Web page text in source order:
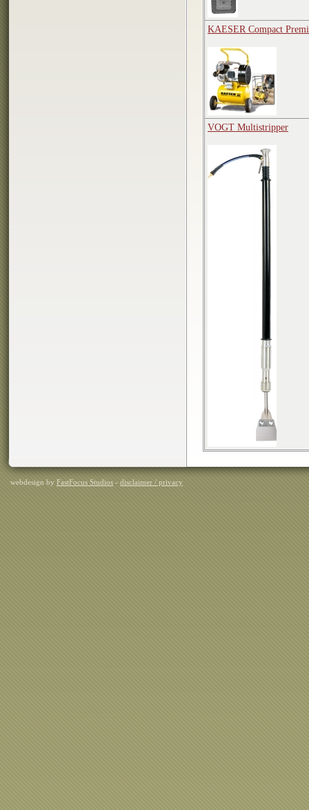
KAESER Compact
VOGT Multistripper
webdesign byFastFocus Studios-disclaimer / privacy